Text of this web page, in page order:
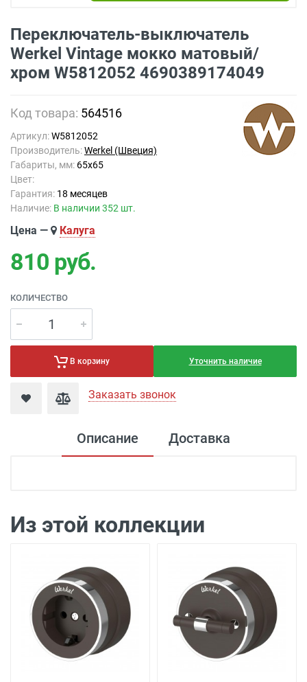
Переключатель-выключатель
Werkel Vintage мокко матовый/
хром W5812052 4690389174049
Код товара: 564516
Артикул:W5812052
Производитель:Werkel (Швеция)
Габариты, мм: 65x65
Цвет:
Гарантия: 18 месяцев
Наличие: В наличии 352 шт.
Цена — Калуга
810 руб.
КОЛИЧЕСТВО
В корзину Уточнить наличие
Заказать звонок
Описание Доставка
подъезда)
Доставка г. Калуга 100 рублей (самовывоз
Минимальная партия покупки
Минимальный заказ 2500 рублей.
Из этой коллекции